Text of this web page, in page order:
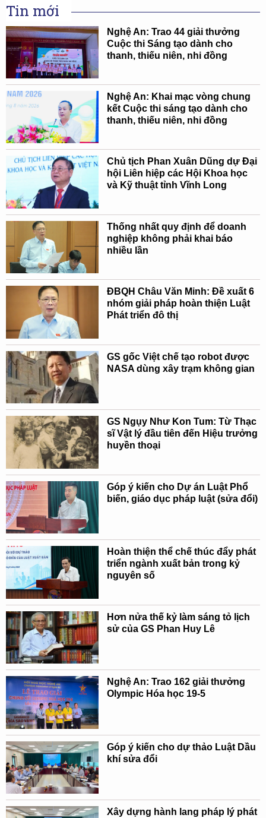
Tin mới
Nghệ An: Trao 44 giải thưởng
Cuộc thi Sáng tạo dành cho
thanh, thiếu niên, nhi đồng
Nghệ An: Khai mạc vòng chung
kết Cuộc thi sáng tạo dành cho
thanh, thiếu niên, nhi đồng
Chủ tịch Phan Xuân Dũng dự Đại
hội Liên hiệp các Hội Khoa học
và Kỹ thuật tỉnh Vĩnh Long
Thống nhất quy định để doanh
nghiệp không phải khai báo
nhiều lần
ĐBQH Châu Văn Minh: Đề xuất 6
nhóm giải pháp hoàn thiện Luật
Phát triển đô thị
GS gốc Việt chế tạo robot được
NASA dùng xây trạm không gian
GS Ngụy Như Kon Tum: Từ Thạc
sĩ Vật lý đầu tiên đến Hiệu trưởng
huyền thoại
Góp ý kiến cho Dự án Luật Phổ
biến, giáo dục pháp luật (sửa đổi)
Hoàn thiện thể chế thúc đẩy phát
triển ngành xuất bản trong kỷ
nguyên số
Hơn nửa thế kỷ làm sáng tỏ lịch
sử của GS Phan Huy Lê
Nghệ An: Trao 162 giải thưởng
Olympic Hóa học 19-5
Góp ý kiến cho dự thảo Luật Dầu
khí sửa đổi
Xây dựng hành lang pháp lý phát